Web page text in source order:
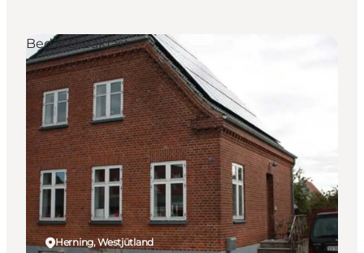
Herning, Westjütland
Bed & Breakfast